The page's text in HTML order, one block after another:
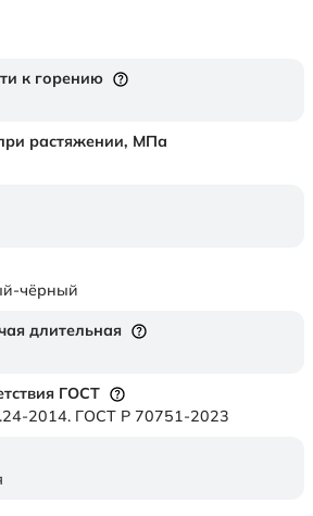
к горению
растяжении, МПа
чёрный
длительная
ГОСТ
2014. ГОСТ Р 70751-2023